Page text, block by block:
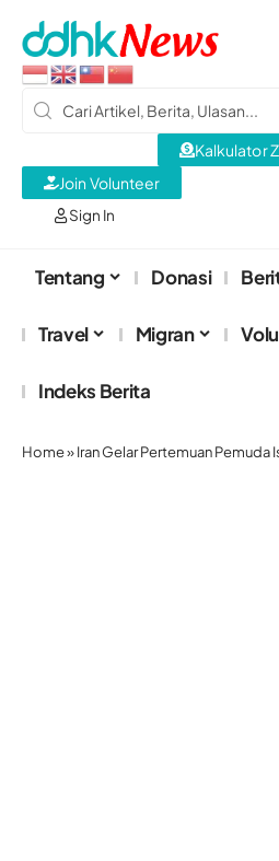
Sign In
Kalkulator
Join Volunteer
Tentang Donasi
Travel Migran
Indeks Berita
Home»Iran Gelar Pertemuan Pemuda